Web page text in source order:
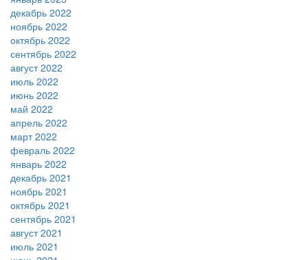
декабрь 2022
ноябрь 2022
октябрь 2022
сентябрь 2022
август 2022
июль 2022
июнь 2022
май 2022
апрель 2022
март 2022
февраль 2022
январь 2022
декабрь 2021
ноябрь 2021
октябрь 2021
сентябрь 2021
август 2021
июль 2021